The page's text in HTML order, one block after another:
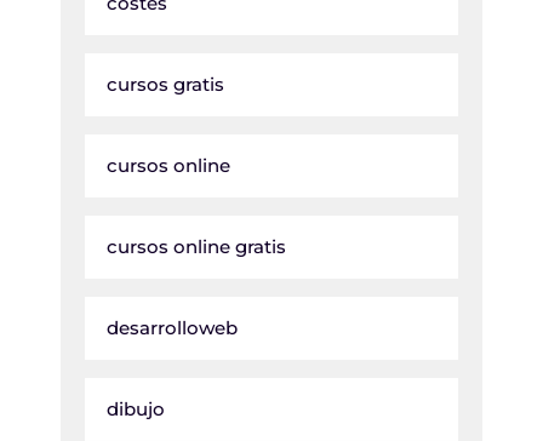
cursos gratis
cursos online
cursos online gratis
desarrolloweb
dibujo